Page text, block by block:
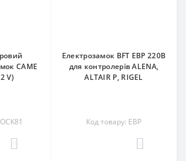
CAME
V)
Електрозамок BFT EBP 220В
для контролерів ALENA,
ALTAIR P, RIGEL
Код товару: EBP